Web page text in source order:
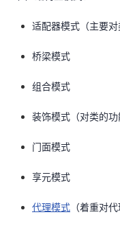
适配器模式（主要对
桥梁模式
组合模式
装饰模式（对类的功
门面模式
享元模式
代理模式 （着重对